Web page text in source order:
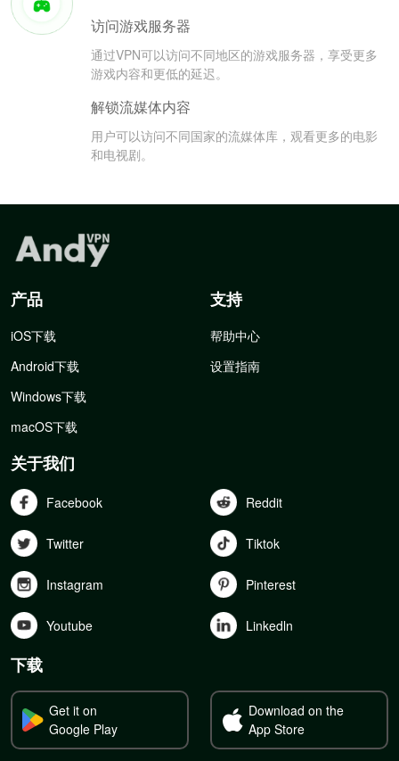
访问游戏服务器
通过VPN可以访问不同地区的游戏服务器，享受更多
游戏内容和更低的延迟。
解锁流媒体内容
用户可以访问不同国家的流媒体库，观看更多的电影
和电视剧。
产品
iOS下载
Android下载
Windows下载
macOS下载
支持
帮助中心
设置指南
关于我们
Facebook Reddit
Twitter Tiktok
Instagram Pinterest
Youtube Linkedln
下载
Get it on
Google Play
Download on the
App Store